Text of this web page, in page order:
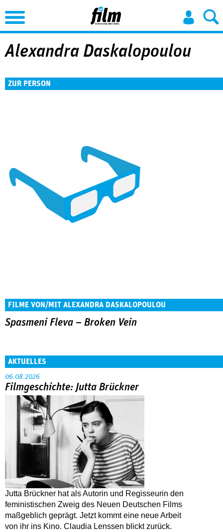
Jump to Navigation
Alexandra Daskalopoulou
ZUR PERSON
FILME VON/MIT ALEXANDRA DASKALOPOULOU
Spasmeni Fleva – Broken Vein
AKTUELLES
06.08.2026
Filmgeschichte: Jutta Brückner
Jutta Brückner hat als Autorin und Regisseurin den
feministischen Zweig des Neuen Deutschen Films
maßgeblich geprägt. Jetzt kommt eine neue Arbeit
von ihr ins Kino. Claudia Lenssen blickt zurück.